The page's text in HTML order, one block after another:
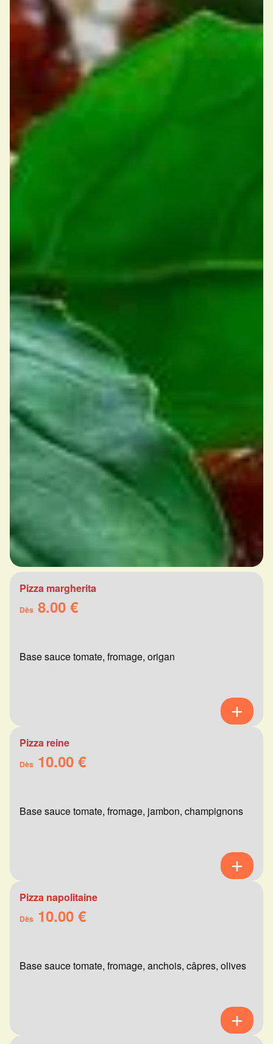
Pizza margherita
Dès 8.00 €
Base sauce tomate, fromage, origan
Pizza reine
Dès 10.00 €
Base sauce tomate, fromage, jambon, champignons
Pizza napolitaine
Dès 10.00 €
Base sauce tomate, fromage, anchois, câpres, olives